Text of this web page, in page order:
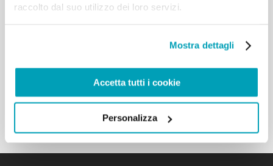
raccolto dal suo utilizzo dei loro servizi.
Mostra dettagli
Accetta tutti i cookie
Personalizza
arriva, spesso scappando da
che possano «conoscere, rispettare e anche
della nazione che li accoglie» (Discorso ai
partecipanti alla Conferenza
“(Re)Thinking Europe”, 28 ottobre 2017). […]